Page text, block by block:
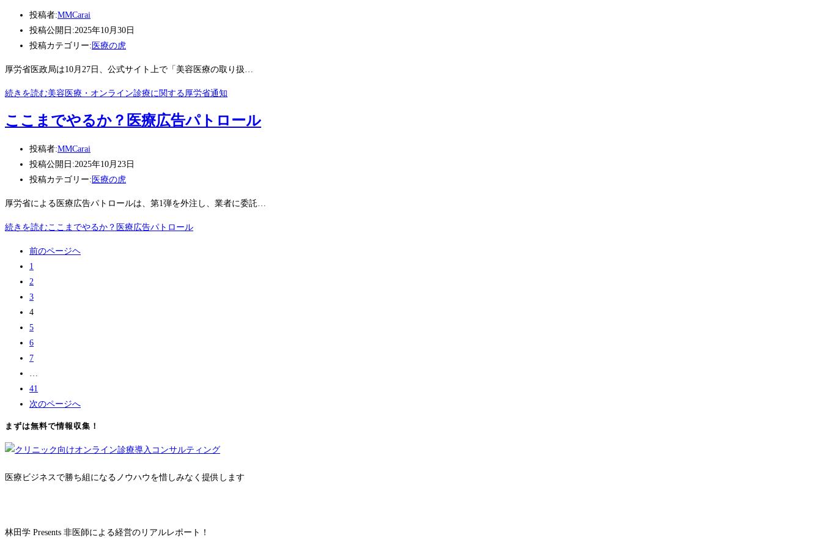
投稿者:MMCarai
投稿公開日:2025年10月30日
投稿カテゴリー: 医療の虎
厚労省医政局は10月27日、公式サイト上で「美容医療の取り扱…
続きを読む美容医療・オンライン診療に関する厚労省通知
ここまでやるか？医療広告パトロール
投稿者:MMCarai
投稿公開日:2025年10月23日
投稿カテゴリー: 医療の虎
厚労省による医療広告パトロールは、第1弾を外注し、業者に委託…
続きを読むここまでやるか？医療広告パトロール
前のページヘ
1
2
3
4
5
6
7
41
次のページへ
まずは無料で情報収集！
医療ビジネスで勝ち組になるノウハウを惜しみなく提供します
林田学 Presents 非医師による経営のリアルレポート！